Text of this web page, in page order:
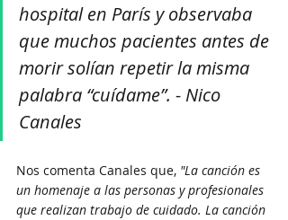
hospital en París y observaba
que muchos pacientes antes de
morir solían repetir la misma
palabra “cuídame”. - Nico
Canales
Nos comenta Canales que, "La canción es
un homenaje a las personas y profesionales
que realizan trabajo de cuidado. La canción